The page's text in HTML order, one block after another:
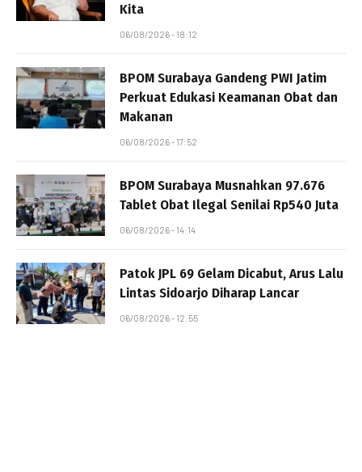
Kita
06/08/2026 - 18:12
BPOM Surabaya Gandeng PWI Jatim
Perkuat Edukasi Keamanan Obat dan
Makanan
06/08/2026 - 17:52
BPOM Surabaya Musnahkan 97.676
Tablet Obat Ilegal Senilai Rp540 Juta
06/08/2026 - 14:14
Patok JPL 69 Gelam Dicabut, Arus Lalu
Lintas Sidoarjo Diharap Lancar
06/08/2026 - 12:55